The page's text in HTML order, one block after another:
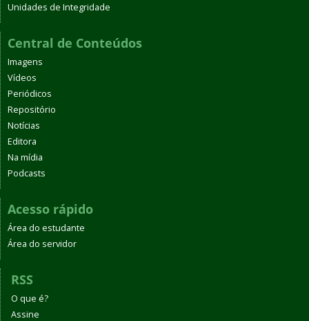
Unidades de Integridade
Central de Conteúdos
Imagens
Vídeos
Periódicos
Repositório
Notícias
Editora
Na mídia
Podcasts
Acesso rápido
Área do estudante
Área do servidor
RSS
O que é?
Assine